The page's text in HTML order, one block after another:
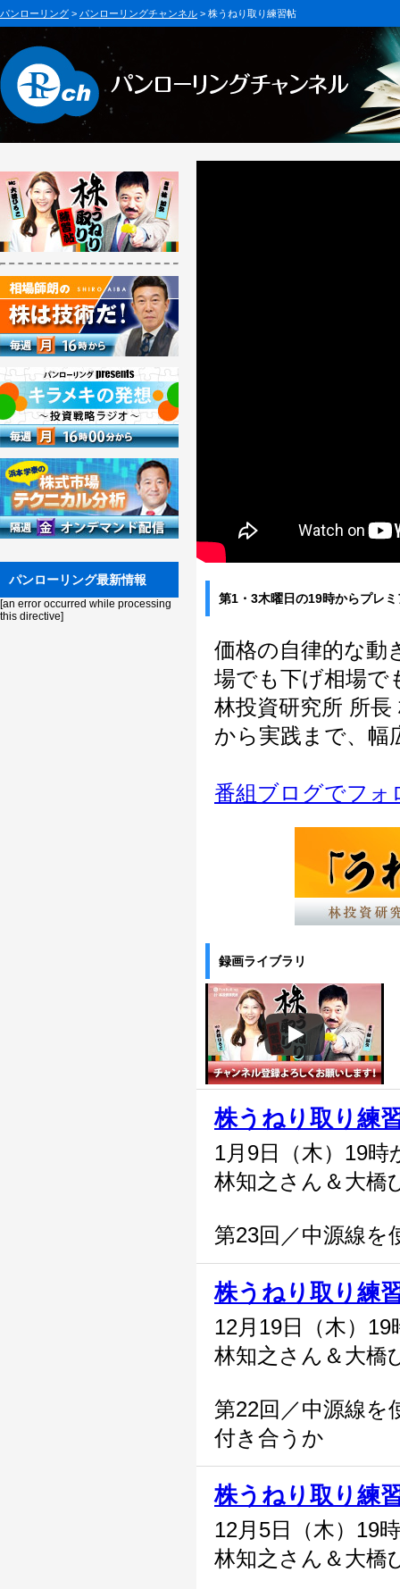
パンローリング > パンローリングチャンネル > 株うねり取り練習帖
パンローリング最新情報
[an error occurred while processing
this directive]
第1・3木曜日の19時からプレ
価格の自律的な動
場でも下げ相場で
林投資研究所 所
から実践まで、幅
番組ブログでフ
録画ライブラリ
株うねり取り練
1月9日（木）19時
林知之さん＆大橋
第23回／中源線を
株うねり取り練
12月19日（木）19
林知之さん＆大橋
第22回／中源線を
付き合うか
株うねり取り練
12月5日（木）19
林知之さん＆大橋